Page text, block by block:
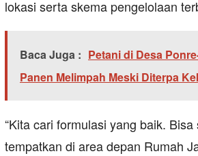
lokasi serta skema pengelolaan
Baca Juga : Petani di Desa
Panen Melimpah Meski Diterpa
“Kita cari formulasi yang baik. Bisa
tempatkan di area depan Rumah